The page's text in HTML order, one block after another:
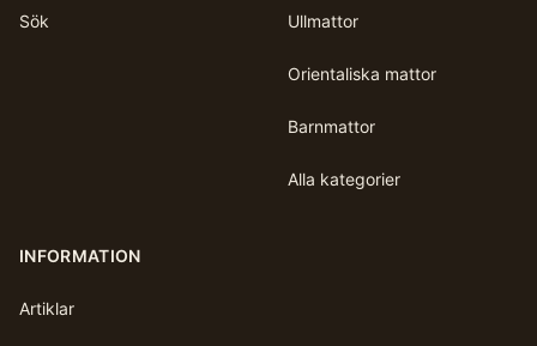
Sök Ullmattor
Orientaliska mattor
Barnmattor
Alla kategorier
INFORMATION
Artiklar